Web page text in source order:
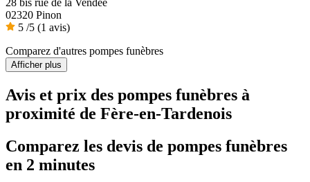
28 bis rue de la Vendée
02320 Pinon
5 /5 (1 avis)
Comparez d'autres pompes funèbres
Afficher plus
Avis et prix des pompes funèbres à
proximité de Fère-en-Tardenois
Comparez les devis de pompes funèbres
en 2 minutes